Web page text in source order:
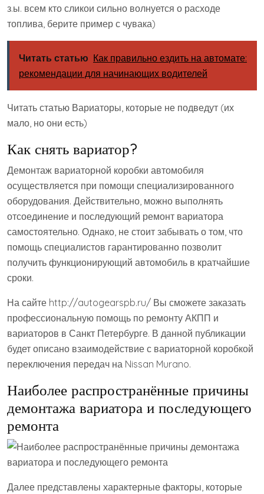
з.ы. всем кто сликои сильно волнуется о расходе
топлива, берите пример с чувака)
Читать статью Как правильно ездить на автомате:
рекомендации для начинающих водителей
Читать статью Вариаторы, которые не подведут (их
мало, но они есть)
Как снять вариатор?
Демонтаж вариаторной коробки автомобиля
осуществляется при помощи специализированного
оборудования. Действительно, можно выполнять
отсоединение и последующий ремонт вариатора
самостоятельно. Однако, не стоит забывать о том, что
помощь специалистов гарантированно позволит
получить функционирующий автомобиль в кратчайшие
сроки.
На сайте http://autogearspb.ru/ Вы сможете заказать
профессиональную помощь по ремонту АКПП и
вариаторов в Санкт Петербурге. В данной публикации
будет описано взаимодействие с вариаторной коробкой
переключения передач на Nissan Murano.
Наиболее распространённые причины
демонтажа вариатора и последующего
ремонта
Далее представлены характерные факторы, которые